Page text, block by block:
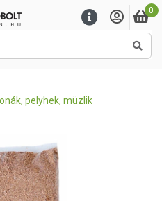
0
pelyhek, müzlik